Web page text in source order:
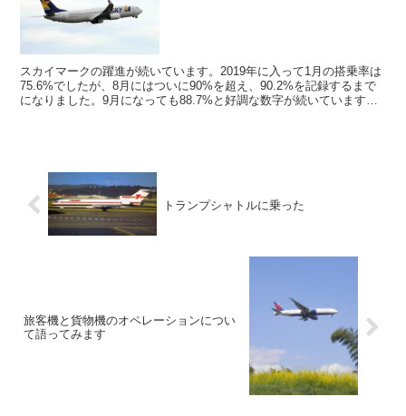
スカイマークの躍進が続いています。2019年に入って1月の搭乗率は
75.6%でしたが、8月にはついに90%を超え、90.2%を記録するまで
になりました。9月になっても88.7%と好調な数字が続いています。
トランプシャトルに乗った
旅客機と貨物機のオペレーションについ
て語ってみます